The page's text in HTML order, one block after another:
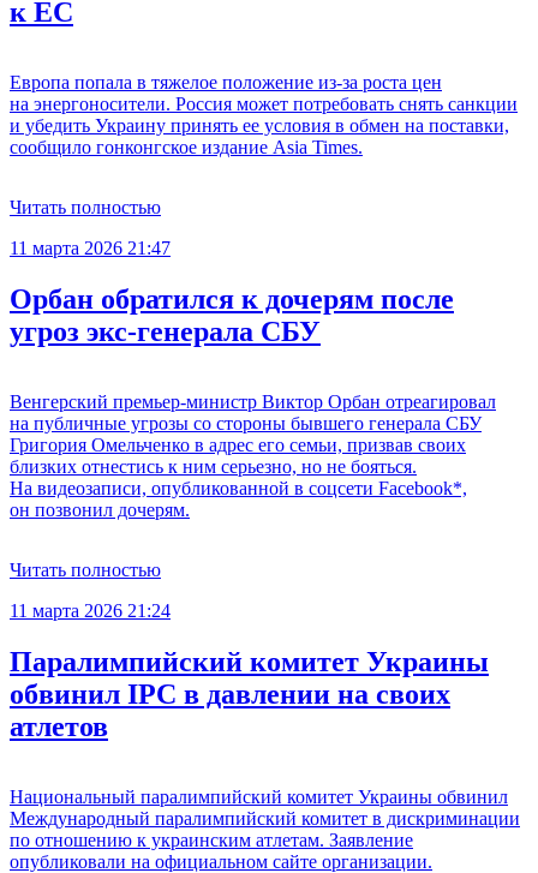
к ЕС
Европа попала в тяжелое положение из-за роста цен
на энергоносители. Россия может потребовать снять санкции
и убедить Украину принять ее условия в обмен на поставки,
сообщило гонконгское издание Asia Times.
Читать полностью
11 марта 2026 21:47
Орбан обратился к дочерям после
угроз экс-генерала СБУ
Венгерский премьер-министр Виктор Орбан отреагировал
на публичные угрозы со стороны бывшего генерала СБУ
Григория Омельченко в адрес его семьи, призвав своих
близких отнестись к ним серьезно, но не бояться.
На видеозаписи, опубликованной в соцсети Facebook*,
он позвонил дочерям.
Читать полностью
11 марта 2026 21:24
Паралимпийский комитет Украины
обвинил IPC в давлении на своих
атлетов
Национальный паралимпийский комитет Украины обвинил
Международный паралимпийский комитет в дискриминации
по отношению к украинским атлетам. Заявление
опубликовали на официальном сайте организации.